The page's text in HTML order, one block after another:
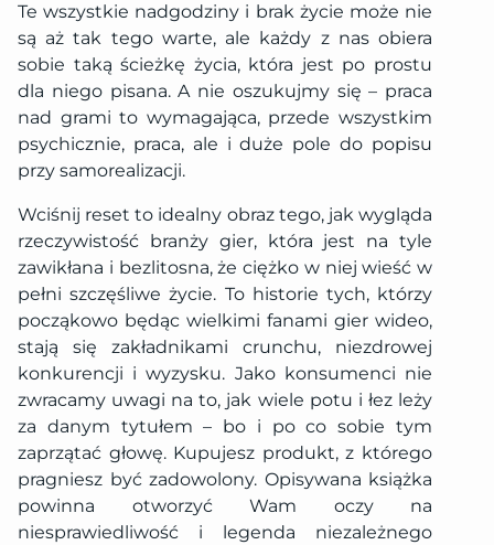
Te wszystkie nadgodziny i brak życie może nie
są aż tak tego warte, ale każdy z nas obiera
sobie taką ścieżkę życia, która jest po prostu
dla niego pisana. A nie oszukujmy się – praca
nad grami to wymagająca, przede wszystkim
psychicznie, praca, ale i duże pole do popisu
przy samorealizacji.
Wciśnij reset to idealny obraz tego, jak wygląda
rzeczywistość branży gier, która jest na tyle
zawikłana i bezlitosna, że ciężko w niej wieść w
pełni szczęśliwe życie. To historie tych, którzy
począkowo będąc wielkimi fanami gier wideo,
stają się zakładnikami crunchu, niezdrowej
konkurencji i wyzysku. Jako konsumenci nie
zwracamy uwagi na to, jak wiele potu i łez leży
za danym tytułem – bo i po co sobie tym
zaprzątać głowę. Kupujesz produkt, z którego
pragniesz być zadowolony. Opisywana książka
powinna otworzyć Wam oczy na
niesprawiedliwość i legenda niezależnego